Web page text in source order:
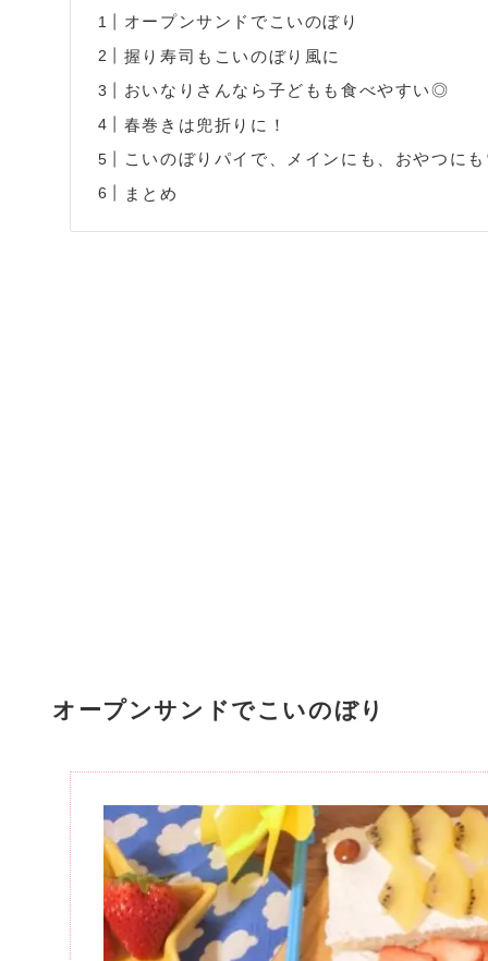
オープンサンドでこいのぼり
握り寿司もこいのぼり風に
おいなりさんなら子どもも食べやすい◎
春巻きは兜折りに！
こいのぼりパイで、メインにも、おやつに
まとめ
オープンサンドでこいのぼり